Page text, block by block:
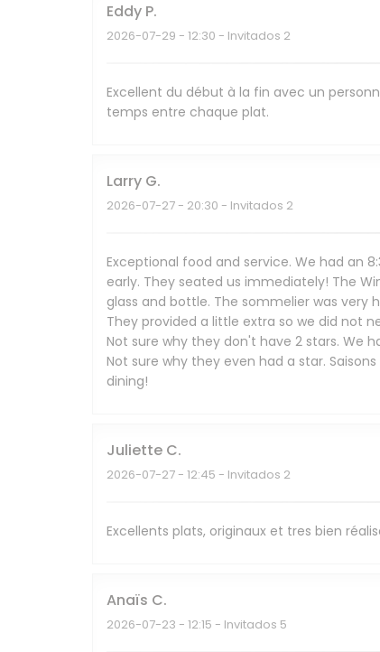
Eddy P
2026-07-29 - 12:30 - Invitados 2
Excellent du début à la fin avec un
temps entre chaque plat.
Larry G
2026-07-27 - 20:30 - Invitados 2
Exceptional food and service. We had an
early. They seated us immediately! The
glass and bottle. The sommelier was very
They provided a little extra so we did not
Not sure why they don't have 2 stars. We
Not sure why they even had a star.
dining!
Juliette C
2026-07-27 - 12:45 - Invitados 2
Excellents plats, originaux et tres bien
Anaïs C
2026-07-23 - 12:15 - Invitados 5